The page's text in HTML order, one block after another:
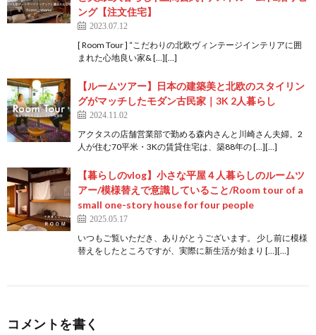
ング【注文住宅】
2023.07.12
[ Room Tour ] “こだわりの北欧ヴィンテージインテリアに囲
まれた心地良い家& […][…]
【ルームツアー】日本の建築美と北欧のスタイリン
グがマッチしたモダン古民家｜3K 2人暮らし
2024.11.02
アクタスの店舗営業部で勤める森内さんと川崎さん夫婦。2
人が住む70平米・3Kの賃貸住宅は、築88年の […][…]
【暮らしのvlog】小さな平屋４人暮らしのルームツ
アー/模様替えで意識していること/Room tour of a
small one-story house for four people
2025.05.17
いつもご覧いただき、ありがとうございます。 少し前に模様
替えをしたところですが、実際に新生活が始まり […][…]
コメントを書く